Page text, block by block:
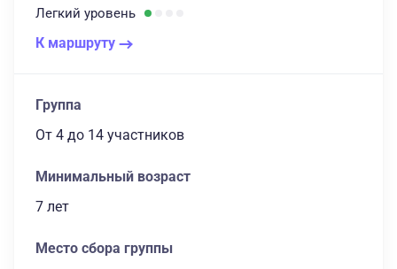
Легкий уровень
К маршруту
Группа
От 4 до 14 участников
Минимальный возраст
7 лет
Место сбора группы